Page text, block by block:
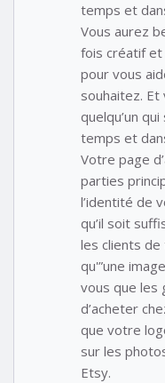
temps et
Vous aurez
fois créatif et
pour vous
souhaitez.
quelqu’un
temps et
Votre page
parties
l’identité de
qu’il soit
les clients
qu'”une
vous que les
d’acheter
que votre
sur les
Etsy.